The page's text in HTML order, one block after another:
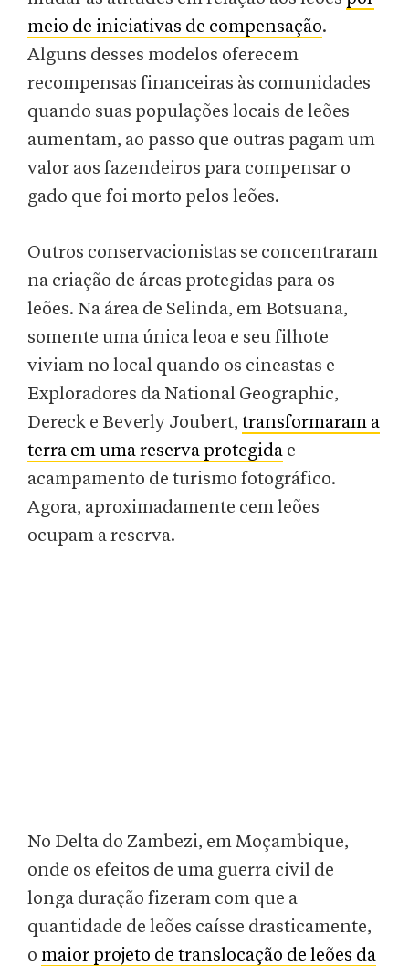
meio de iniciativas de compensação.
Alguns desses modelos oferecem
recompensas financeiras às comunidades
quando suas populações locais de leões
aumentam, ao passo que outras pagam um
valor aos fazendeiros para compensar o
gado que foi morto pelos leões.
Outros conservacionistas se concentraram
na criação de áreas protegidas para os
leões. Na área de Selinda, em Botsuana,
somente uma única leoa e seu filhote
viviam no local quando os cineastas e
Exploradores da National Geographic,
Dereck e Beverly Joubert, transformaram a
terra em uma reserva protegida e
acampamento de turismo fotográfico.
Agora, aproximadamente cem leões
ocupam a reserva.
No Delta do Zambezi, em Moçambique,
onde os efeitos de uma guerra civil de
longa duração fizeram com que a
quantidade de leões caísse drasticamente,
o maior projeto de translocação de leões da